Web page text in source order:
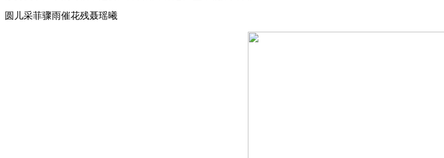
圆儿采菲骤雨催花残聂瑶曦